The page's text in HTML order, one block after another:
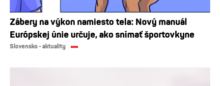
Zábery na výkon namiesto tela: Nový manuál
Európskej únie určuje, ako snímať športovkyne
Slovensko - aktuality